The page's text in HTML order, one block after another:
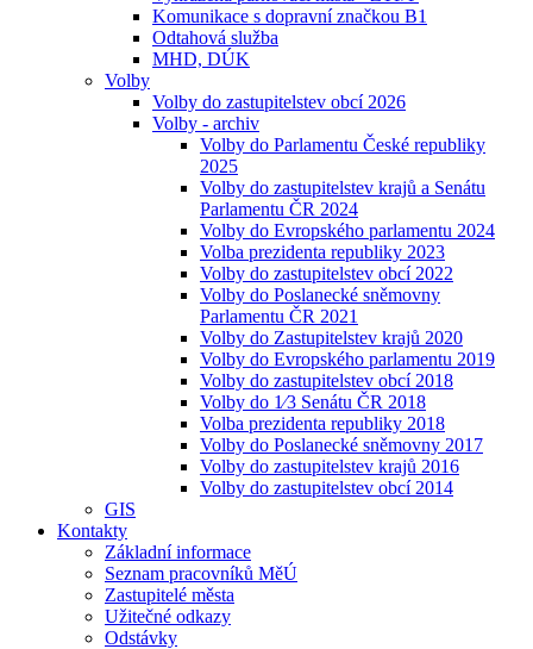
Komunikace s dopravní značkou B1
Odtahová služba
MHD, DÚK
Volby
Volby do zastupitelstev obcí 2026
Volby - archiv
Volby do Parlamentu České republiky
2025
Volby do zastupitelstev krajů a Senátu
Parlamentu ČR 2024
Volby do Evropského parlamentu 2024
Volba prezidenta republiky 2023
Volby do zastupitelstev obcí 2022
Volby do Poslanecké sněmovny
Parlamentu ČR 2021
Volby do Zastupitelstev krajů 2020
Volby do Evropského parlamentu 2019
Volby do zastupitelstev obcí 2018
Volby do 1⁄3 Senátu ČR 2018
Volba prezidenta republiky 2018
Volby do Poslanecké sněmovny 2017
Volby do zastupitelstev krajů 2016
Volby do zastupitelstev obcí 2014
GIS
Kontakty
Základní informace
Seznam pracovníků MěÚ
Zastupitelé města
Užitečné odkazy
Odstávky